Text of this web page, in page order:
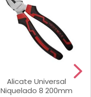
Alicate Universal
Niquelado 8 200mm